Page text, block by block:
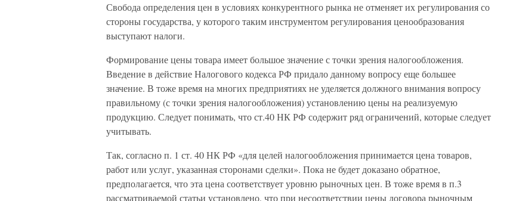
Свобода определения цен в условиях конкурентного рынка не отменяет их регулирования со
стороны государства, у которого таким инструментом регулирования ценообразования
выступают налоги.
Формирование цены товара имеет большое значение с точки зрения налогообложения.
Введение в действие Налогового кодекса РФ придало данному вопросу еще большее
значение. В тоже время на многих предприятиях не уделяется должного внимания вопросу
правильному (с точки зрения налогообложения) установлению цены на реализуемую
продукцию. Следует понимать, что ст.40 НК РФ содержит ряд ограничений, которые следует
учитывать.
Так, согласно п. 1 ст. 40 НК РФ «для целей налогообложения принимается цена товаров,
работ или услуг, указанная сторонами сделки». Пока не будет доказано обратное,
предполагается, что эта цена соответствует уровню рыночных цен. В тоже время в п.3
рассматриваемой статьи установлено, что при несоответствии цены договора рыночным